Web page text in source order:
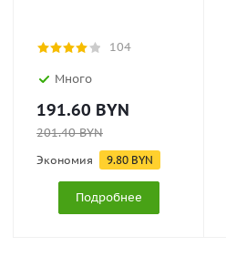
104
Много
191.60 BYN
201.40BYN
Экономия 9.80 BYN
Подробнее